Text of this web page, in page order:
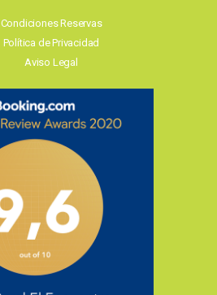
Condiciones Reservas
Política de Privacidad
Aviso Legal